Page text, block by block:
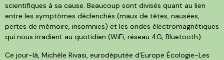
scientifiques à sa cause. Beaucoup sont divisés quant au lien
entre les symptômes déclenchés (maux de têtes, nausées,
pertes de mémoire, insomnies) et les ondes électromagnétiques
qui nous irradient au quotidien (WiFi, réseau 4G, Bluetooth).
Ce jour-là, Michèle Rivasi, eurodéputée d’Europe Écologie-Les